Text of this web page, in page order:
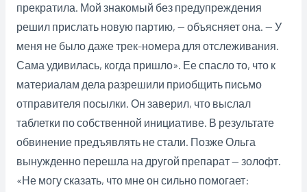
прекратила. Мой знакомый без предупреждения
решил прислать новую партию, — объясняет она. — У
меня не было даже трек-номера для отслеживания.
Сама удивилась, когда пришло». Ее спасло то, что к
материалам дела разрешили приобщить письмо
отправителя посылки. Он заверил, что выслал
таблетки по собственной инициативе. В результате
обвинение предъявлять не стали. Позже Ольга
вынужденно перешла на другой препарат — золофт.
«Не могу сказать, что мне он сильно помогает: